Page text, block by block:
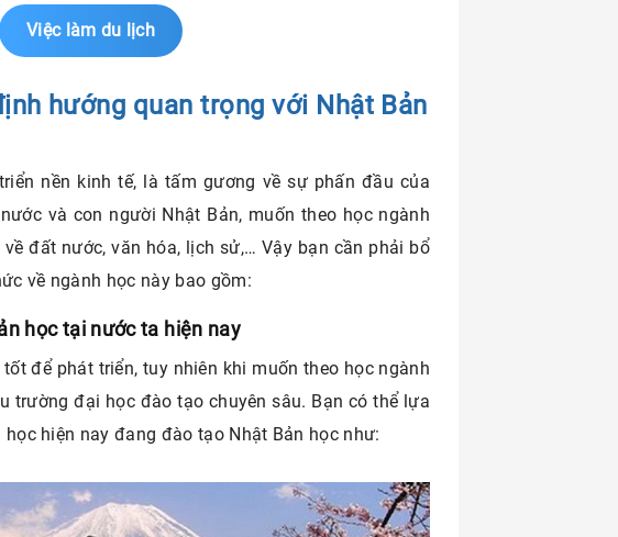
Việc làm du lịch
hướng quan trọng với Nhật Bản
nền kinh tế, là tấm gương về sự phấn đầu của
và con người Nhật Bản, muốn theo học ngành
đất nước, văn hóa, lịch sử,… Vậy bạn cần phải bổ
về ngành học này bao gồm:
học tại nước ta hiện nay
để phát triển, tuy nhiên khi muốn theo học ngành
trường đại học đào tạo chuyên sâu. Bạn có thể lựa
hiện nay đang đào tạo Nhật Bản học như: